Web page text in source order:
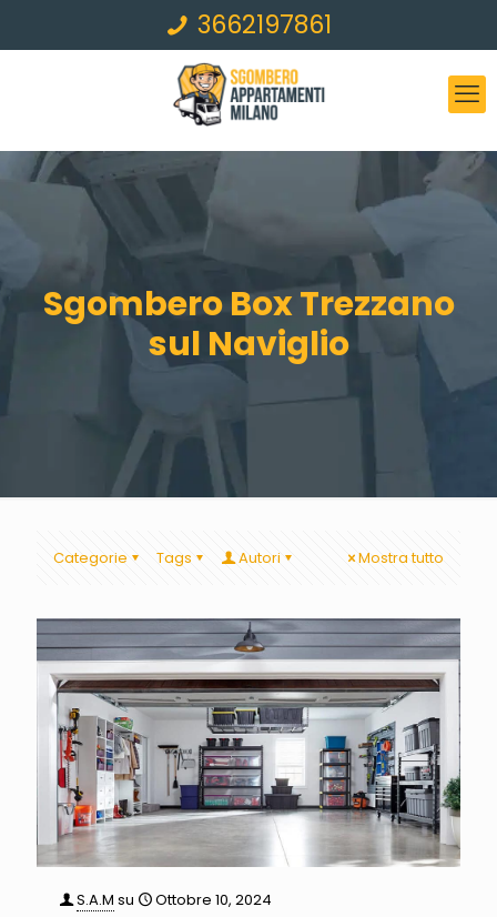
3662197861
Sgombero Box Trezzano
sul Naviglio
Categorie Tags Autori Mostra tutto
S.A.M su Ottobre 10, 2024